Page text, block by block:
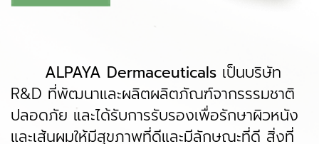
ALPAYA Dermaceuticals เป็นบริษัท
R&D ที่พัฒนาและผลิตผลิตภัณฑ์จากรรรมชาติ
ปลอดภัย และได้รับการรับรองเพื่อรักษาผิวหนัง
และเส้นผมให้มีสุขภาพที่ดีและมีลักษณะที่ดี สิ่งที่